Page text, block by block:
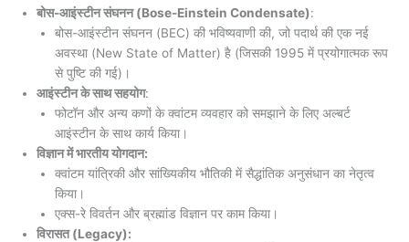
बोस-आइंस्टीन संघनन (Bose-Einstein Condensate):
बोस-आइंस्टीन संघनन (BEC) की भविष्यवाणी की, जो पदार्थ की एक नई
अवस्था (New State of Matter) है (जिसकी 1995 में प्रयोगात्मक रूप
से पुष्टि की गई)।
आइंस्टीन के साथ सहयोग:
फोटॉन और अन्य कणों के क्वांटम व्यवहार को समझाने के लिए अल्बर्ट
आइंस्टीन के साथ कार्य किया।
विज्ञान में भारतीय योगदान:
क्वांटम यांत्रिकी और सांख्यिकीय भौतिकी में सैद्धांतिक अनुसंधान का नेतृत्व
किया।
एक्स-रे विवर्तन और ब्रह्मांड विज्ञान पर काम किया।
विरासत (Legacy):